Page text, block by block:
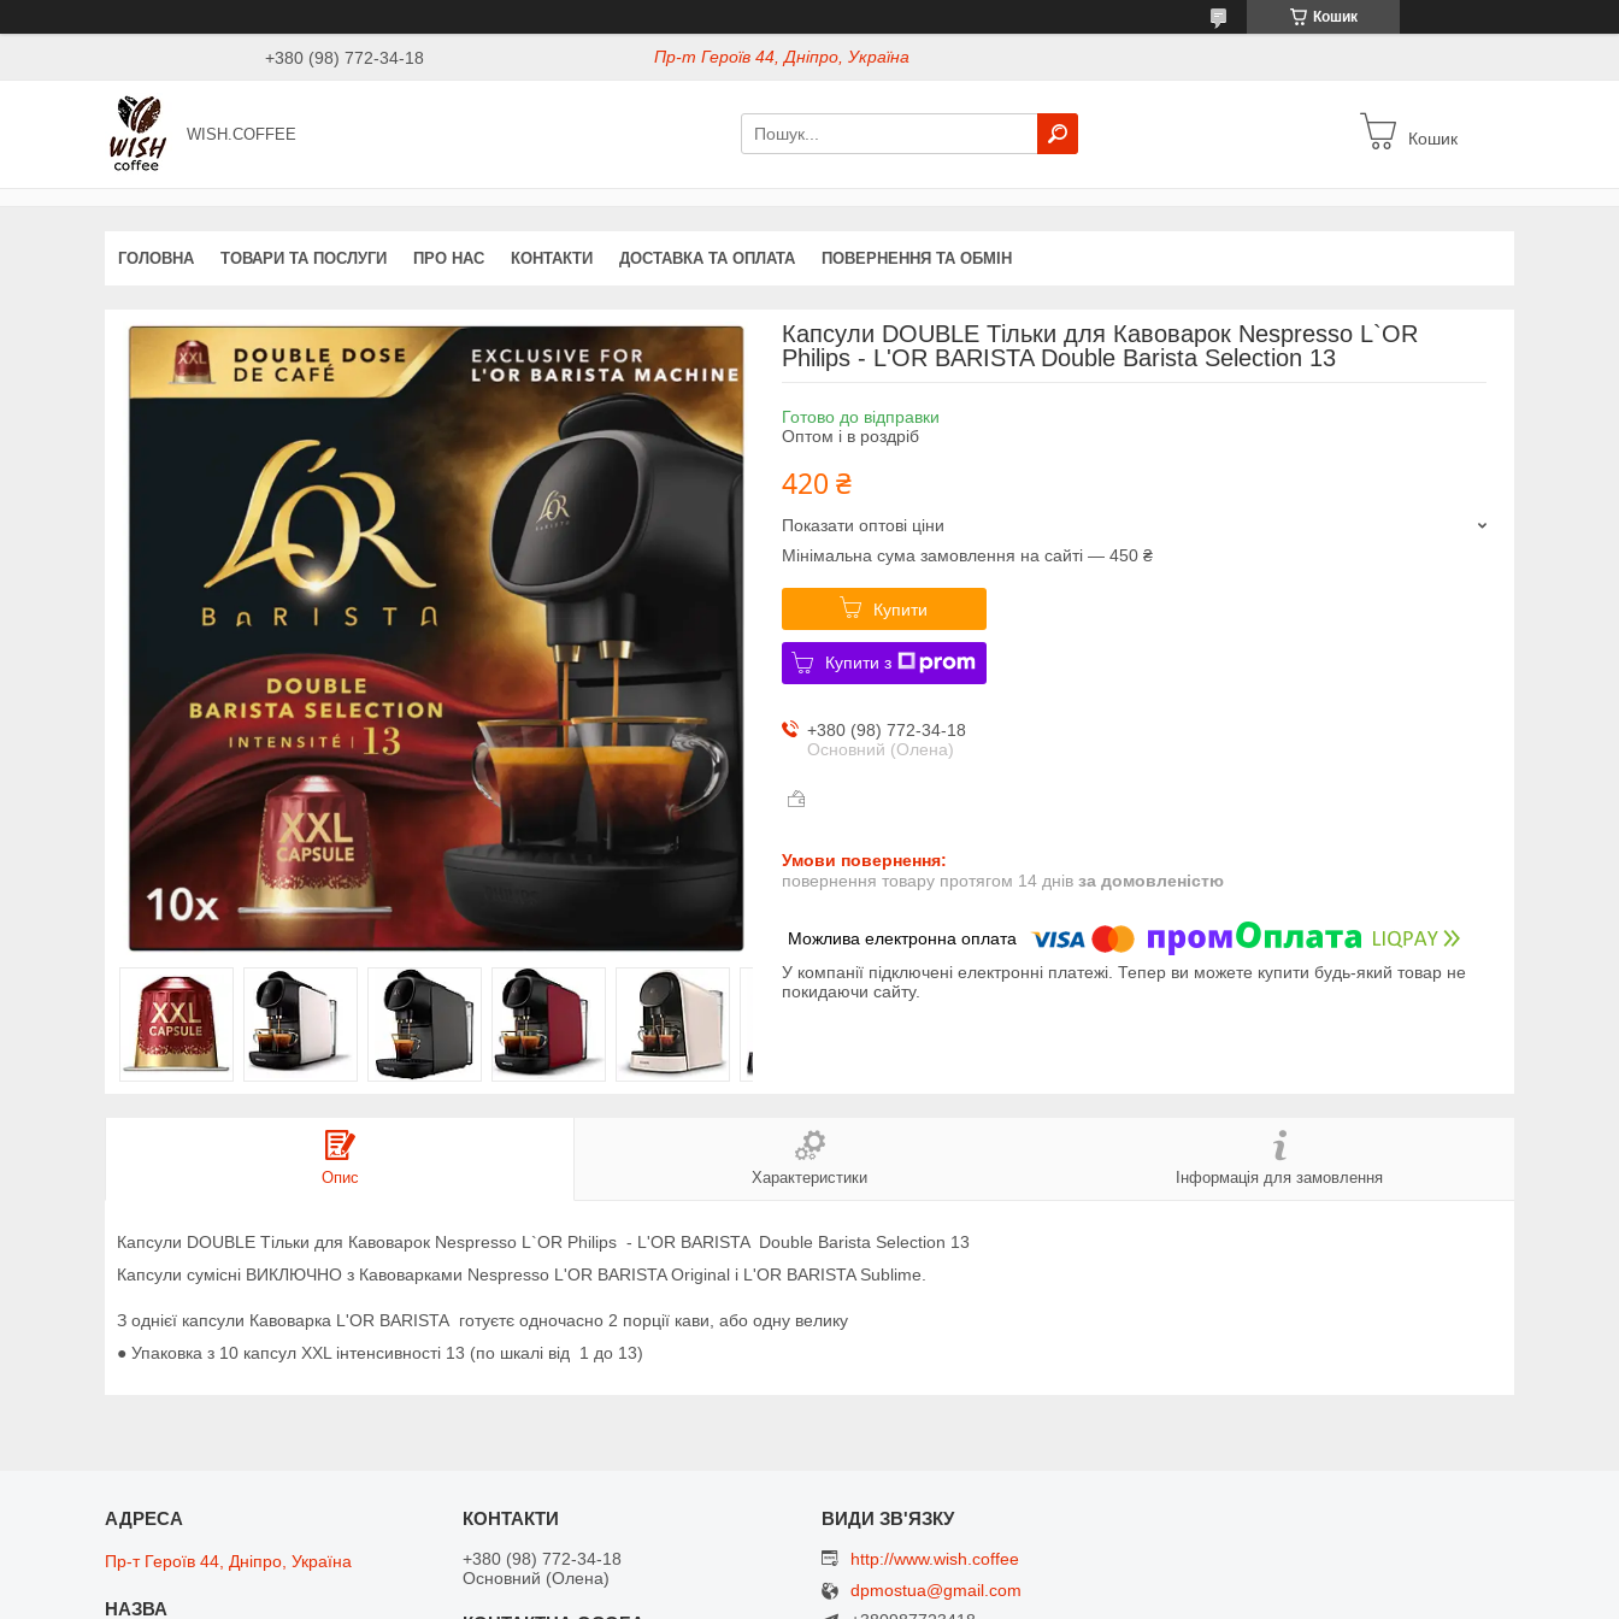
Кошик
+380 (98) 772-34-18 Пр-т Героїв 44, Дніпро, Україна
WISH.COFFEE Кошик
ГОЛОВНА ТОВАРИ ТА ПОСЛУГИ ПРО НАС КОНТАКТИ ДОСТАВКА ТА ОПЛАТА ПОВЕРНЕННЯ ТА ОБМІН
Капсули DOUBLE Тільки для Кавоварок Nespresso L`OR
Philips - L'OR BARISTA Double Barista Selection 13
Готово до відправки
Оптом і в роздріб
420 ₴
Показати оптові ціни
Мінімальна сума замовлення на сайті — 450 ₴
Купити
Купити з
+380 (98) 772-34-18
Основний (Олена)
повернення товару протягом 14 днів за домовленістю
У компанії підключені електронні платежі. Тепер ви можете купити будь-який товар не
покидаючи сайту.
Опис Характеристики Інформація для замовлення
Капсули DOUBLE Тільки для Кавоварок Nespresso L`OR Philips - L'OR BARISTA Double Barista Selection 13
Капсули сумісні ВИКЛЮЧНО з Кавоварками Nespresso L'OR BARISTA Original і L'OR BARISTA Sublime.
З однієї капсули Кавоварка L'OR BARISTA готуєтє одночасно 2 порції кави, або одну велику
● Упаковка з 10 капсул XXL інтенсивності 13 (по шкалі від 1 до 13)
Пр-т Героїв 44, Дніпро, Україна
+380 (98) 772-34-18
Основний (Олена)
http://www.wish.coffee
dpmostua@gmail.com